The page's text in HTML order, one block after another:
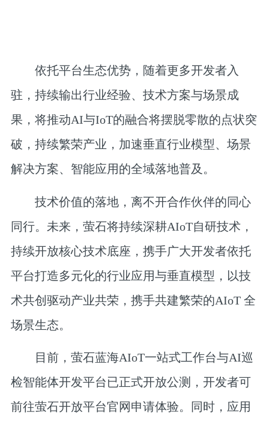
依托平台生态优势，随着更多开发者入
驻，持续输出行业经验、技术方案与场景成
果，将推动AI与IoT的融合将摆脱零散的点状突
破，持续繁荣产业，加速垂直行业模型、场景
解决方案、智能应用的全域落地普及。
技术价值的落地，离不开合作伙伴的同心
同行。未来，萤石将持续深耕AIoT自研技术，
持续开放核心技术底座，携手广大开发者依托
平台打造多元化的行业应用与垂直模型，以技
术共创驱动产业共荣，携手共建繁荣的AIoT 全
场景生态。
目前，萤石蓝海AIoT一站式工作台与AI巡
检智能体开发平台已正式开放公测，开发者可
前往萤石开放平台官网申请体验。同时，应用